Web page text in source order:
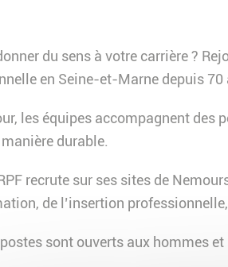
du sens à votre carrière ?
en Seine-et-Marne depuis 70
les équipes accompagnent des
durable.
recrute sur ses sites de
de l’insertion
sont ouverts aux hommes